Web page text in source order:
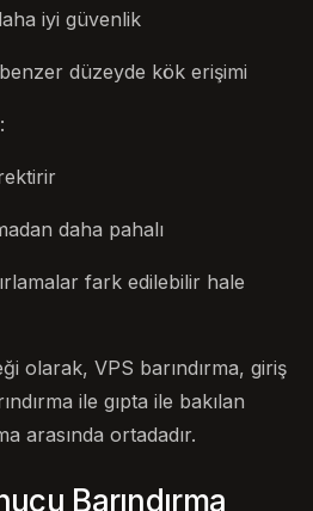
iyi güvenlik
düzeyde kök erişimi
daha pahalı
fark edilebilir hale
olarak, VPS barındırma, giriş
ile gıpta ile bakılan
arasında ortadadır.
Barındırma